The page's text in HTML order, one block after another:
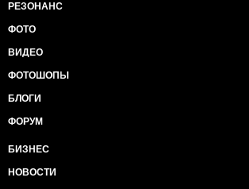
РЕЗОНАНС
ФОТО
ВИДЕО
ФОТОШОПЫ
БЛОГИ
ФОРУМ
БИЗНЕС
НОВОСТИ